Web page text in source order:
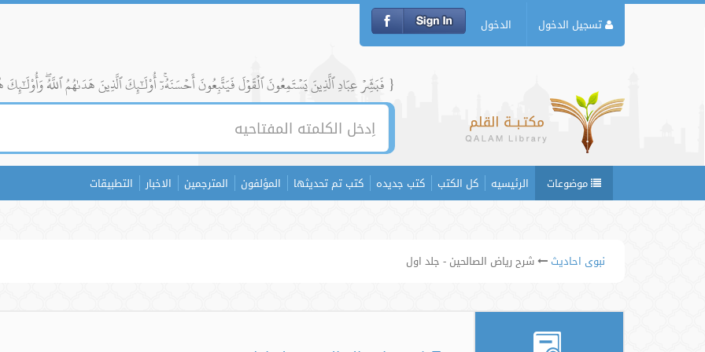
تسجيل الدخول الدخول
{ فَبَشِّرۡ عِبَادِ ٱلَّذِينَ يَسۡتَمِعُونَ ٱلۡقَوۡلَ فَيَتَّبِعُونَ أَحۡسَنَهُۥٓۚ أُوْلَٰٓئِكَ ٱلَّذِينَ هَدَىٰهُمُ ٱللَّهُۖ وَأُوْلَٰٓئِكَ
موضوعات الرئيسيه كل الكتب كتب جديده كتب تم تحديثها المؤلفون المترجمين الاخبار التطبيقات
نبوی احادیث شرح ریاض الصالحین - جلد اول